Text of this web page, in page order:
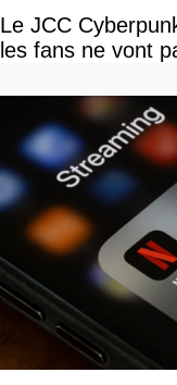
Le JCC
les fans ne vont